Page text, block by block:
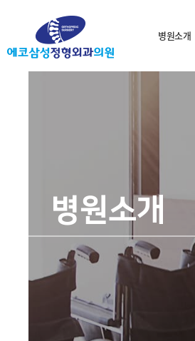
병원소개
병원소개